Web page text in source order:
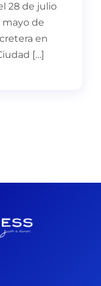
28 de julio
mayo de
en
[…]